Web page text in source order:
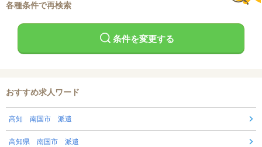
各種条件で再検索
条件を変更する
おすすめ求人ワード
高知 南国市 派遣
高知県 南国市 派遣